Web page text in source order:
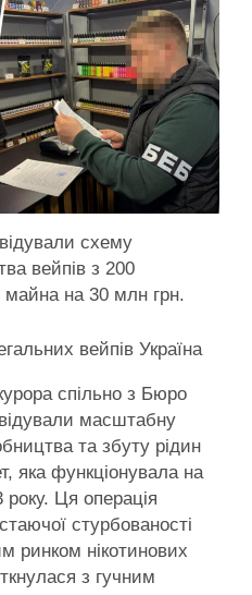
схему
вейпів з 200
на 30 млн грн.
вейпів Україна
спільно з Бюро
масштабну
та збуту рідин
яка функціонувала на
року. Ця операція
стурбованості
ринком нікотинових
з гучним